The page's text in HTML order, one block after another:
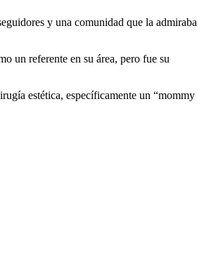
y una comunidad que la admiraba
un referente en su área, pero fue su
estética, específicamente un “mommy